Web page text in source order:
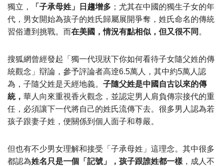
獨立，
「子承母姓」日趨增多 ；尤其在中國的獨生子女的年
代，男女開始為孩子的姓氏歸屬展開爭奪，姓氏命名的傳統
習俗遭到挑戰。而在美國，情況有點相似，但又很不同 。
搜狐網曾經發起「獨一代現狀下你如何看待子女隨父姓的傳
統觀念」辯論，參予評論者高逹6.5萬人，其中約5萬人認
為，子隨父姓是天經地義。 子隨父姓是中國自古以來的傳
統， 華人向來重視香火觀念，並認定男人肩負傳宗接代的重
任，必須讓下一代將自己的姓氏流傳下去。很多男人認為若
孩子跟妻子姓，便關係到個人面子和尊嚴。
但也有不少男女理解和接受「子承母姓」這理念。其中很多
都認為姓名只是一個「記號」，孩子跟誰姓都一樣 ，成人不